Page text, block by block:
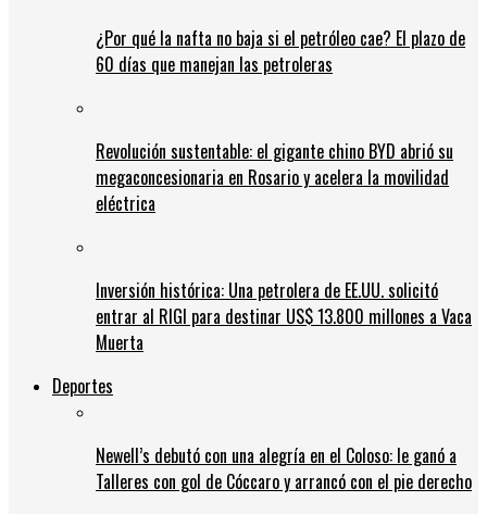
¿Por qué la nafta no baja si el petróleo cae? El plazo de
60 días que manejan las petroleras
Revolución sustentable: el gigante chino BYD abrió su
megaconcesionaria en Rosario y acelera la movilidad
eléctrica
Inversión histórica: Una petrolera de EE.UU. solicitó
entrar al RIGI para destinar US$ 13.800 millones a Vaca
Muerta
Deportes
Newell’s debutó con una alegría en el Coloso: le ganó a
Talleres con gol de Cóccaro y arrancó con el pie derecho